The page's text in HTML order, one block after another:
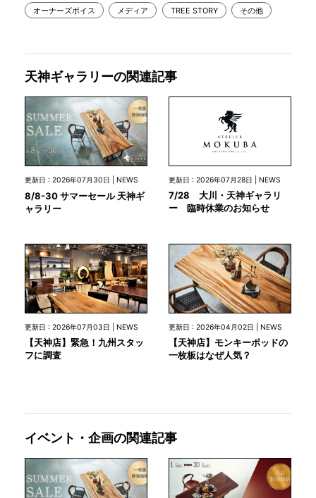
オーナーズボイス メディア TREE STORY その他
天神ギャラリーの関連記事
更新日 : 2026年07月30日 | NEWS
8/8-30 サマーセール 天神ギ
ャラリー
更新日 : 2026年07月28日 | NEWS
7/28 大川・天神ギャラリ
ー 臨時休業のお知らせ
更新日 : 2026年07月03日 | NEWS
【天神店】緊急！九州スタッ
フに調査
更新日 : 2026年04月02日 | NEWS
【天神店】モンキーポッドの
一枚板はなぜ人気？
イベント・企画の関連記事